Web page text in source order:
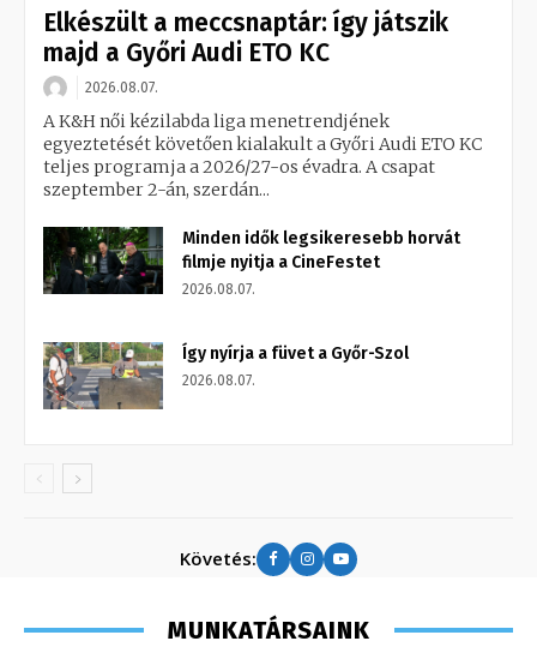
Elkészült a meccsnaptár: így játszik
majd a Győri Audi ETO KC
2026.08.07.
A K&H női kézilabda liga menetrendjének
egyeztetését követően kialakult a Győri Audi ETO KC
teljes programja a 2026/27-os évadra. A csapat
szeptember 2-án, szerdán...
Minden idők legsikeresebb horvát
filmje nyitja a CineFestet
2026.08.07.
Így nyírja a füvet a Győr-Szol
2026.08.07.
Követés:
MUNKATÁRSAINK